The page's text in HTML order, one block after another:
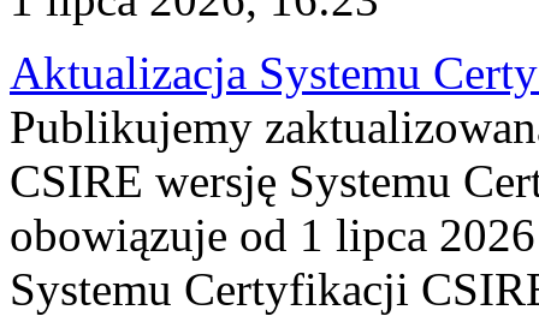
Aktualizacja Systemu
Publikujemy
CSIRE wersję Systemu
obowiązuje od 1 lipca
Systemu Certyfikacji